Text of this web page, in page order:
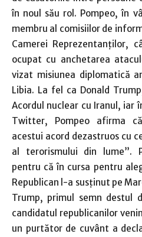
în noul său rol. Pompeo, în
membru al comisiilor de
Camerei Reprezentanţilor,
ocupat cu anchetarea
vizat misiunea diplomatică
Libia. La fel ca Donald
Acordul nuclear cu Iranul, iar
Twitter, Pompeo afirma
acestui acord dezastruos cu
al terorismului din lume”.
pentru că în cursa pentru
Republican l-a susţinut pe
Trump, primul semn destul
candidatul republicanilor
un purtător de cuvânt a